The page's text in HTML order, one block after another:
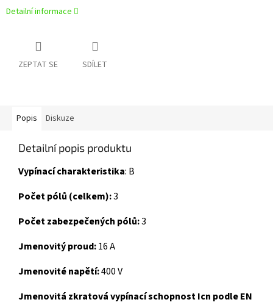
Detailní informace
ZEPTAT SE SDÍLET
Popis Diskuze
Detailní popis produktu
Vypínací charakteristika: B
Počet pólů (celkem):3
Počet zabezpečených pólů:3
Jmenovitý proud:16 A
Jmenovité napětí:400 V
Jmenovitá zkratová vypínací schopnost Icn podle EN